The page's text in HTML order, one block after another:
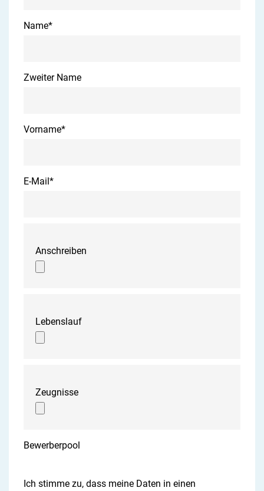
Name*
Zweiter Name
Vorname*
E-Mail *
Anschreiben
Lebenslauf
Zeugnisse
Bewerberpool
Ich stimme zu, dass meine Daten in einen